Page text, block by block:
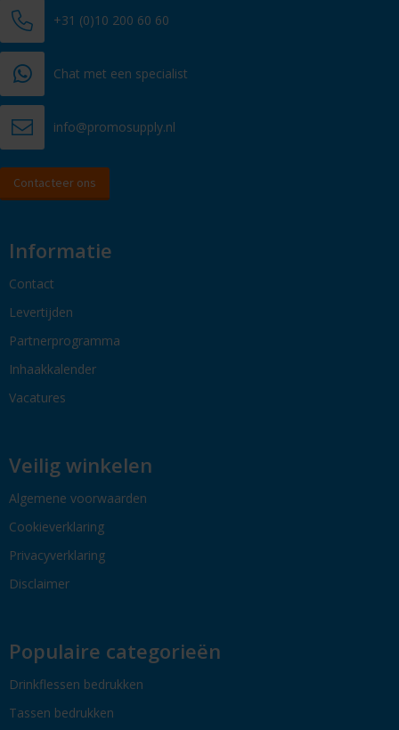
+31 (0)10 200 60 60
Chat met een specialist
info@promosupply.nl
Contacteer ons
Informatie
Contact
Levertijden
Partnerprogramma
Inhaakkalender
Vacatures
Veilig winkelen
Algemene voorwaarden
Cookieverklaring
Privacyverklaring
Disclaimer
Populaire categorieën
Drinkflessen bedrukken
Tassen bedrukken